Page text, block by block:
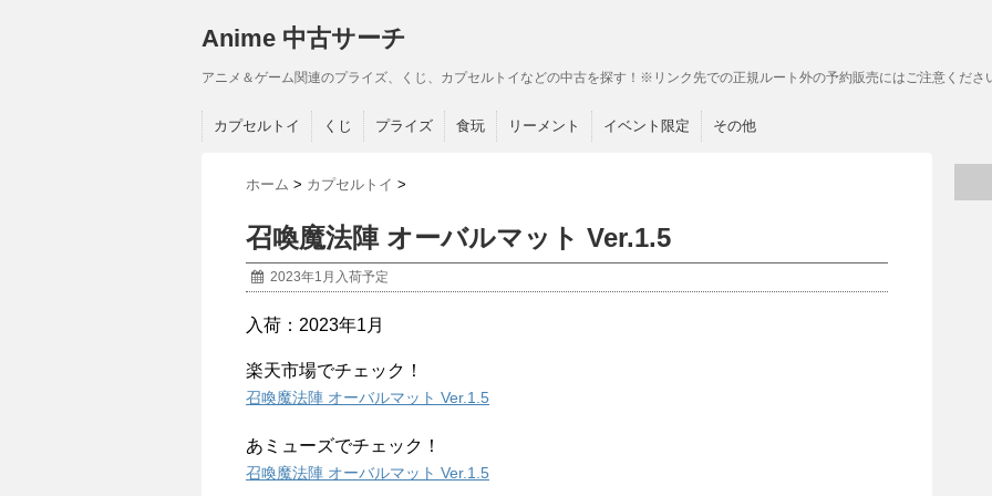
Anime 中古サーチ
アニメ＆ゲーム関連のプライズ、くじ、カプセルトイなどの中古を探す！※リンク先での正規ルート外の予約販売にはご注意くださ
カプセルトイ くじ プライズ 食玩 リーメント イベント限定 その他
ホーム > カプセルトイ >
召喚魔法陣 オーバルマット Ver.1.5
2023年1月入荷予定
入荷：2023年1月
楽天市場でチェック！
召喚魔法陣 オーバルマット Ver.1.5
あミューズでチェック！
召喚魔法陣 オーバルマット Ver.1.5